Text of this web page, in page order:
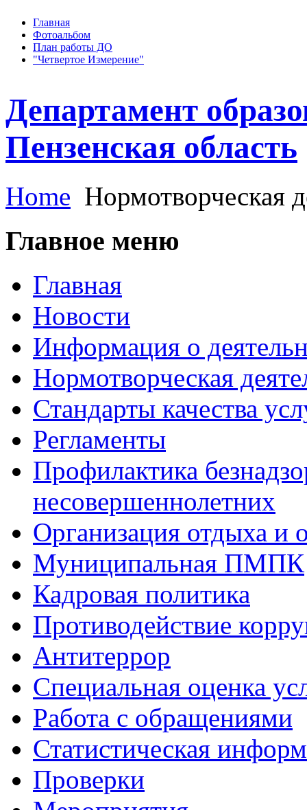
Главная
Фотоальбом
План работы ДО
"Четвертое Измерение"
Департамент
Пензенская область
Home Нормотворческая
Главное меню
Главная
Новости
Информация о
Нормотворческая
Стандарты качества
Регламенты
Профилактика
несовершеннолетних
Организация отдыха и
Муниципальная ПМПК
Кадровая политика
Противодействие
Антитеррор
Специальная оценка
Работа с обращениями
Статистическая
Проверки